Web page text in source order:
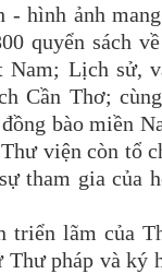
- hình ảnh
quyển sách
Nam; Lịch sử,
Cần Thơ;
bào miền
viện còn tổ
tham gia của
triển lãm của
Thư pháp và ký